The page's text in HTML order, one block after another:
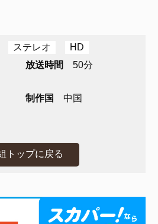
ステレオ
HD
放送時間 50分
制作国
中国
トップに戻る